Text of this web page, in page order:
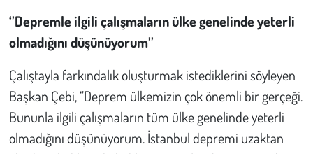
‘’Depremle ilgili çalışmaların ülke genelinde yeterli
olmadığını düşünüyorum’’
Çalıştayla farkındalık oluşturmak istediklerini söyleyen
Başkan Çebi, ‘’Deprem ülkemizin çok önemli bir gerçeği.
Bununla ilgili çalışmaların tüm ülke genelinde yeterli
olmadığını düşünüyorum. İstanbul depremi uzaktan